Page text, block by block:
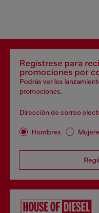
Regístrese para
promociones por
Podrás ver los
promociones.
Dirección de correo
Hombres